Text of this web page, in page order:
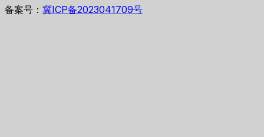
备案号： 冀ICP备2023041709号